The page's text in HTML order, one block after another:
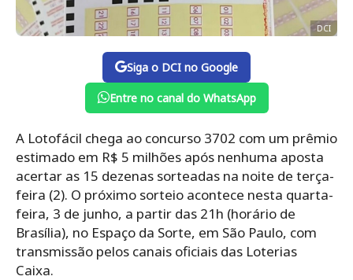
DCI
Siga o DCI no Google
Entre no canal do WhatsApp
A Lotofácil chega ao concurso 3702 com um prêmio
estimado em R$ 5 milhões após nenhuma aposta
acertar as 15 dezenas sorteadas na noite de terça-
feira (2). O próximo sorteio acontece nesta quarta-
feira, 3 de junho, a partir das 21h (horário de
Brasília), no Espaço da Sorte, em São Paulo, com
transmissão pelos canais oficiais das Loterias
Caixa.